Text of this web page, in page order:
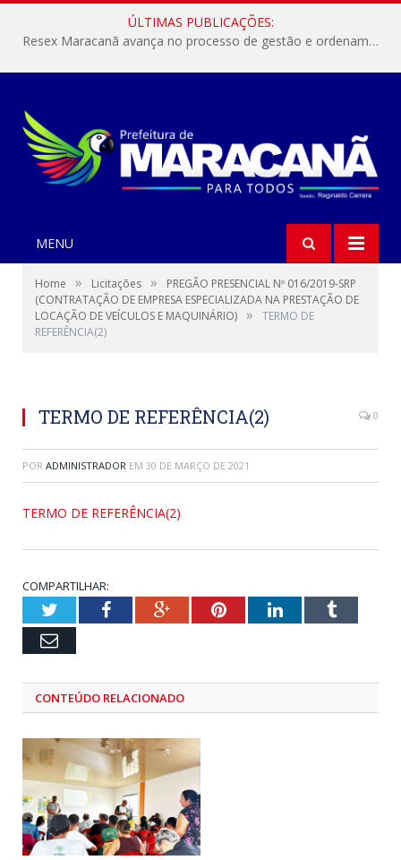
ÚLTIMAS PUBLICAÇÕES:
Resex Maracanã avança no processo de gestão e ordenamento do turismo em nossas áreas protegidas.
MENU
Home » Licitações »
PREGÃO PRESENCIAL Nº 016/2019-SRP
(CONTRATAÇÃO DE EMPRESA ESPECIALIZADA NA PRESTAÇÃO DE
LOCAÇÃO DE VEÍCULOS E MAQUINÁRIO) »
TERMO DE
REFERÊNCIA(2)
TERMO DE REFERÊNCIA(2) 0
POR ADMINISTRADOR EM 30 DE MARÇO DE 2021
TERMO DE REFERÊNCIA(2)
COMPARTILHAR:
TwitterFacebookGoogle+PinterestLinkedInTumblr
Email
CONTEÚDO RELACIONADO